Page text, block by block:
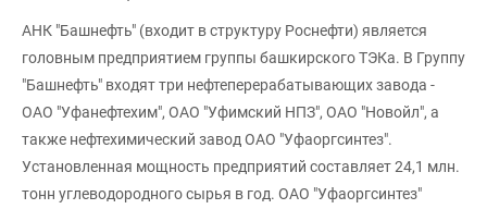
АНК "Башнефть" (входит в структуру Роснефти) является
головным предприятием группы башкирского ТЭКа. В Группу
"Башнефть" входят три нефтеперерабатывающих завода -
ОАО "Уфанефтехим", ОАО "Уфимский НПЗ", ОАО "Новойл", а
также нефтехимический завод ОАО "Уфаоргсинтез".
Установленная мощность предприятий составляет 24,1 млн.
тонн углеводородного сырья в год. ОАО "Уфаоргсинтез"